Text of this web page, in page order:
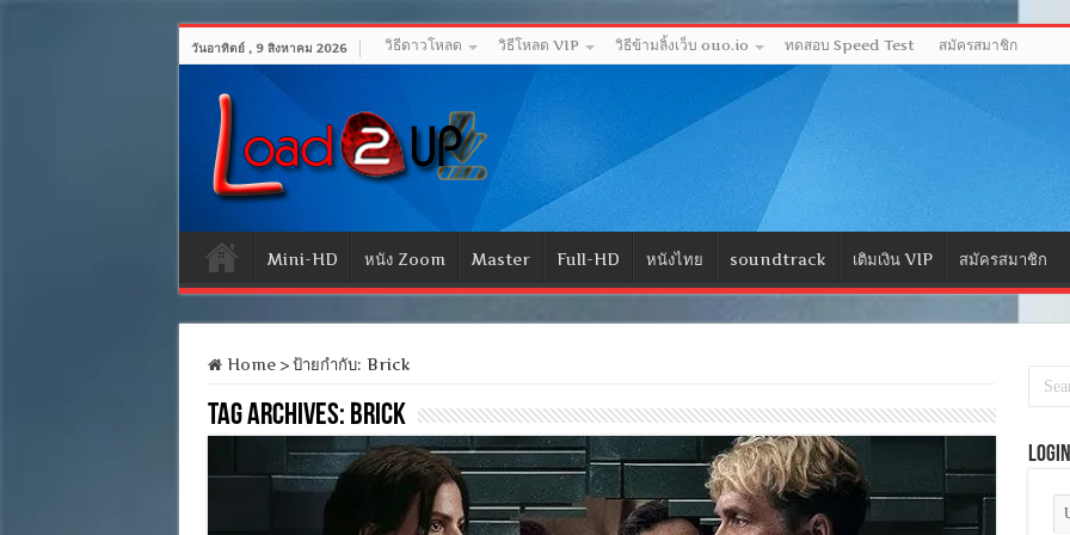
วันอาทิตย์ , 9 สิงหาคม 2026 วิธีดาวโหลด วิธีโหลด VIP วิธีข้ามลิ้งเว็บ ouo.io ทดสอบ Speed Test สมัครสมาชิก
Mini-HD หนัง Zoom Master Full-HD หนังไทย soundtrack เติมเงิน VIP สมัครสมาชิก
Home > ป้ายกำกับ: Brick
Tag Archives: Brick
Login